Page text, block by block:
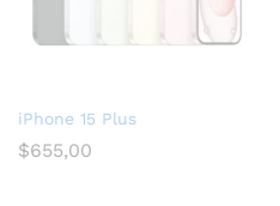
iPhone 15 Plus
$655,00